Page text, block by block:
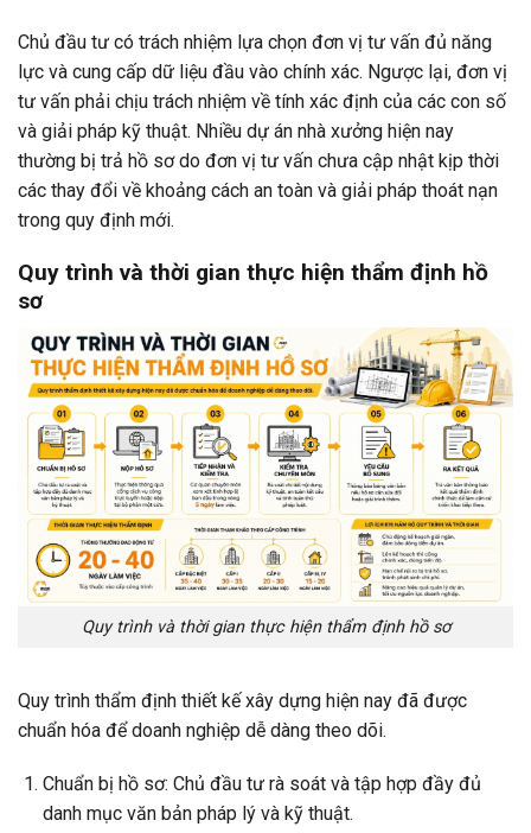
Chủ đầu tư có trách nhiệm lựa chọn đơn vị tư vấn đủ năng
lực và cung cấp dữ liệu đầu vào chính xác. Ngược lại, đơn vị
tư vấn phải chịu trách nhiệm về tính xác định của các con số
và giải pháp kỹ thuật. Nhiều dự án nhà xưởng hiện nay
thường bị trả hồ sơ do đơn vị tư vấn chưa cập nhật kịp thời
các thay đổi về khoảng cách an toàn và giải pháp thoát nạn
trong quy định mới.
Quy trình và thời gian thực hiện thẩm định hồ
sơ
Quy trình và thời gian thực hiện thẩm định hồ sơ
Quy trình thẩm định thiết kế xây dựng hiện nay đã được
chuẩn hóa để doanh nghiệp dễ dàng theo dõi.
Chuẩn bị hồ sơ: Chủ đầu tư rà soát và tập hợp đầy đủ
danh mục văn bản pháp lý và kỹ thuật.